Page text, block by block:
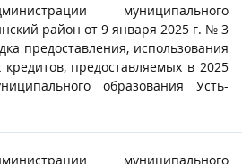
муниципального
район от 9 января 2025 г. № 3
предоставления, использования
предоставляемых в 2025
образования Усть-
муниципального